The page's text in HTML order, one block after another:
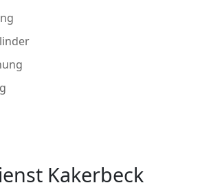
Kakerbeck